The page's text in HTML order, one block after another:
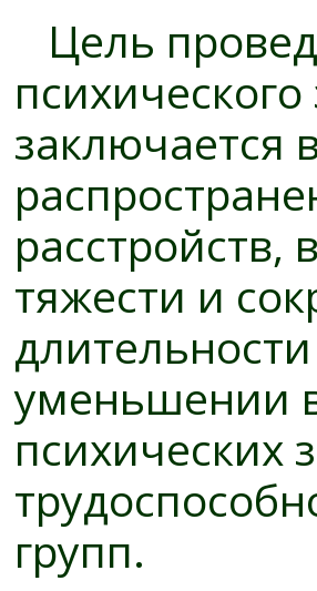
Цель
заключается
расстройств,
тяжести и
уменьшении
психических
групп.